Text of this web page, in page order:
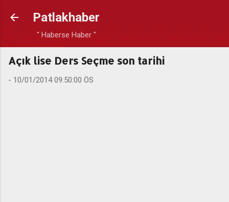
Ana içeriğe atla
Patlakhaber
" Haberse Haber "
Açık lise Ders Seçme son tarihi
- 10/01/2014 09:50:00 ÖS